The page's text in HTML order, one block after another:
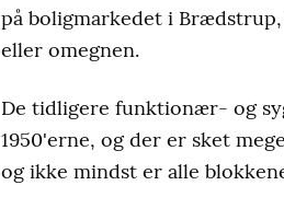
på boligmarkedet i
eller omegnen.
De tidligere funktionær- og
1950'erne, og der er sket
og ikke mindst er alle